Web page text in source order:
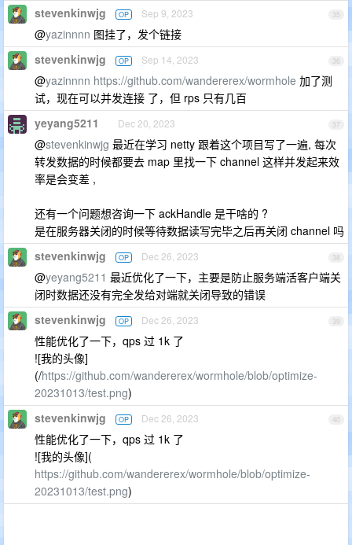
35
stevenkinwjg OP Sep 9, 2023
@yazinnnn 图挂了，发个链接
36
stevenkinwjg OP Sep 14, 2023
@yazinnnn https://github.com/wandererex/wormhole 加了测
试，现在可以并发连接 了，但 rps 只有几百
37
yeyang5211 Dec 20, 2023
@stevenkinwjg 最近在学习 netty 跟着这个项目写了一遍, 每次
转发数据的时候都要去 map 里找一下 channel 这样并发起来效
率是会变差 ,
还有一个问题想咨询一下 ackHandle 是干啥的 ?
是在服务器关闭的时候等待数据读写完毕之后再关闭 channel 吗
38
stevenkinwjg OP Dec 26, 2023
@yeyang5211 最近优化了一下，主要是防止服务端活客户端关
闭时数据还没有完全发给对端就关闭导致的错误
39
stevenkinwjg OP Dec 26, 2023
性能优化了一下，qps 过 1k 了
![我的头像]
(/https://github.com/wandererex/wormhole/blob/optimize-
20231013/test.png)
40
stevenkinwjg OP Dec 26, 2023
性能优化了一下，qps 过 1k 了
![我的头像](
https://github.com/wandererex/wormhole/blob/optimize-
20231013/test.png)